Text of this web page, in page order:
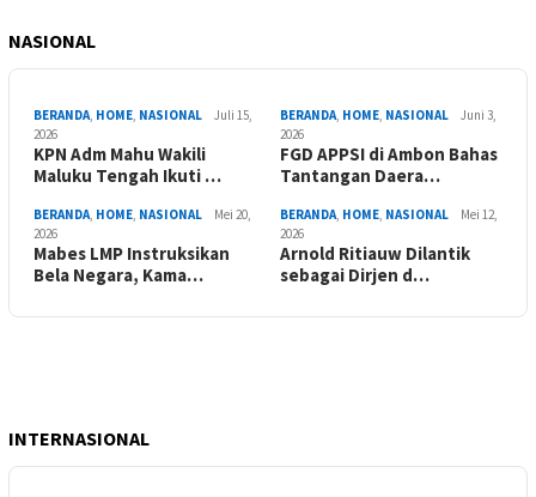
NASIONAL
BERANDA, HOME, NASIONAL
Juli 15,
2026
KPN Adm Mahu Wakili
Maluku Tengah Ikuti …
BERANDA, HOME, NASIONAL
Juni 3,
2026
FGD APPSI di Ambon Bahas
Tantangan Daera…
BERANDA, HOME, NASIONAL
Mei 20,
2026
Mabes LMP Instruksikan
Bela Negara, Kama…
BERANDA, HOME, NASIONAL
Mei 12,
2026
Arnold Ritiauw Dilantik
sebagai Dirjen d…
INTERNASIONAL